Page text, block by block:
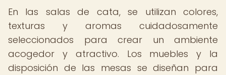
En las salas de cata, se utilizan colores,
texturas y aromas cuidadosamente
seleccionados para crear un ambiente
acogedor y atractivo. Los muebles y la
disposición de las mesas se diseñan para